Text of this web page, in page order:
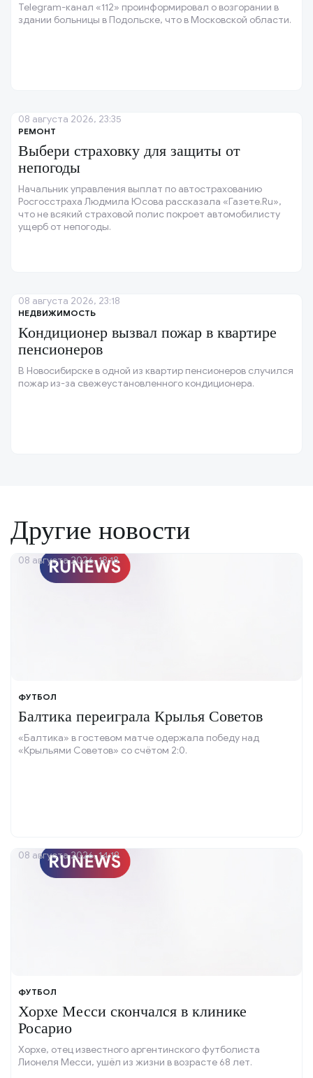
Telegram-канал «112» проинформировал о возгорании в
здании больницы в Подольске, что в Московской области.
РЕМОНТ
Выбери страховку для защиты от
непогоды
Начальник управления выплат по автострахованию
Росгосстраха Людмила Юсова рассказала «Газете.Ru»,
что не всякий страховой полис покроет автомобилисту
ущерб от непогоды.
08 августа 2026, 23:35
НЕДВИЖИМОСТЬ
Кондиционер вызвал пожар в квартире
пенсионеров
В Новосибирске в одной из квартир пенсионеров случился
пожар из-за свежеустановленного кондиционера.
08 августа 2026, 23:18
Другие новости
ФУТБОЛ
Балтика переиграла Крылья Советов
«Балтика» в гостевом матче одержала победу над
«Крыльями Советов» со счётом 2:0.
08 августа 2026, 18:18
ФУТБОЛ
Хорхе Месси скончался в клинике
Росарио
Хорхе, отец известного аргентинского футболиста
Лионеля Месси, ушёл из жизни в возрасте 68 лет.
08 августа 2026, 14:19